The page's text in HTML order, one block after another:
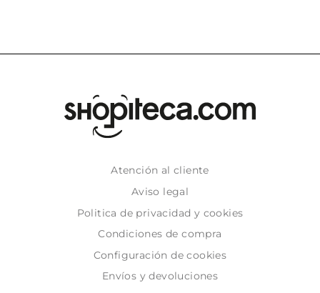
Atención al cliente
Aviso legal
Politica de privacidad y cookies
Condiciones de compra
Configuración de cookies
Envíos y devoluciones